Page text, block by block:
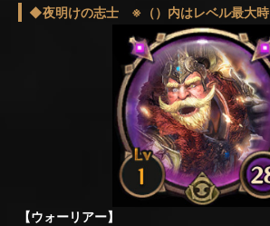
◆夜明けの志士 ※（）内はレベル最大時
【ウォーリアー】